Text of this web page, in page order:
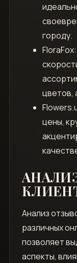
городу.
цветов,
цены,
Анализ
различных
позволяет
аспекты,